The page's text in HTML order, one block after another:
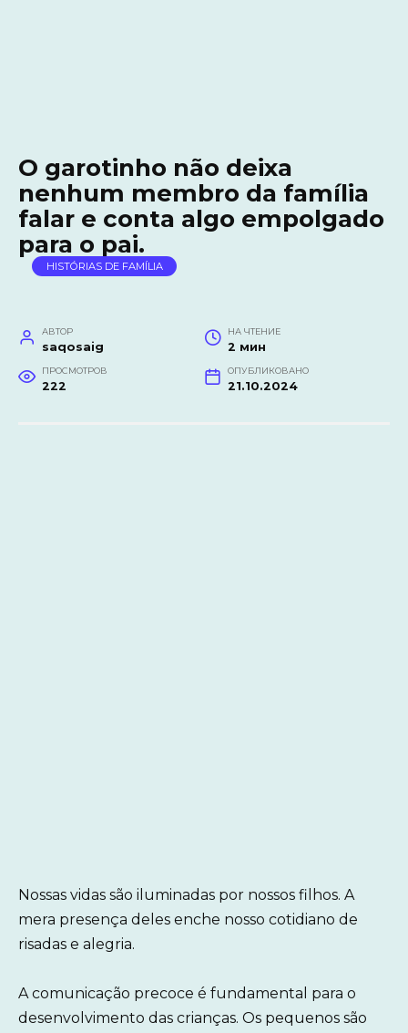
O garotinho não deixa
nenhum membro da família
falar e conta algo empolgado
para o pai.
HISTÓRIAS DE FAMÍLIA
АВТОР
saqosaig
НА ЧТЕНИЕ
2 мин
ПРОСМОТРОВ
222
ОПУБЛИКОВАНО
21.10.2024
Nossas vidas são iluminadas por nossos filhos. A
mera presença deles enche nosso cotidiano de
risadas e alegria.
A comunicação precoce é fundamental para o
desenvolvimento das crianças. Os pequenos são